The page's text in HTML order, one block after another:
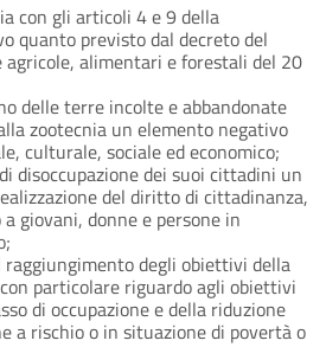
con gli articoli 4 e 9 della
quanto previsto dal decreto del
alimentari e forestali del 20
delle terre incolte e abbandonate
zootecnia un elemento negativo
culturale, sociale ed economico;
disoccupazione dei suoi cittadini un
del diritto di cittadinanza,
giovani, donne e persone in
degli obiettivi della
particolare riguardo agli obiettivi
di occupazione e della riduzione
a rischio o in situazione di povertà o